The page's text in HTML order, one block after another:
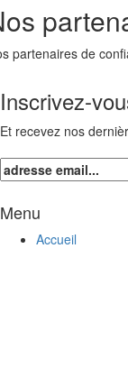
partenaires de
Inscrivez-
Et recevez nos
Menu
Accueil